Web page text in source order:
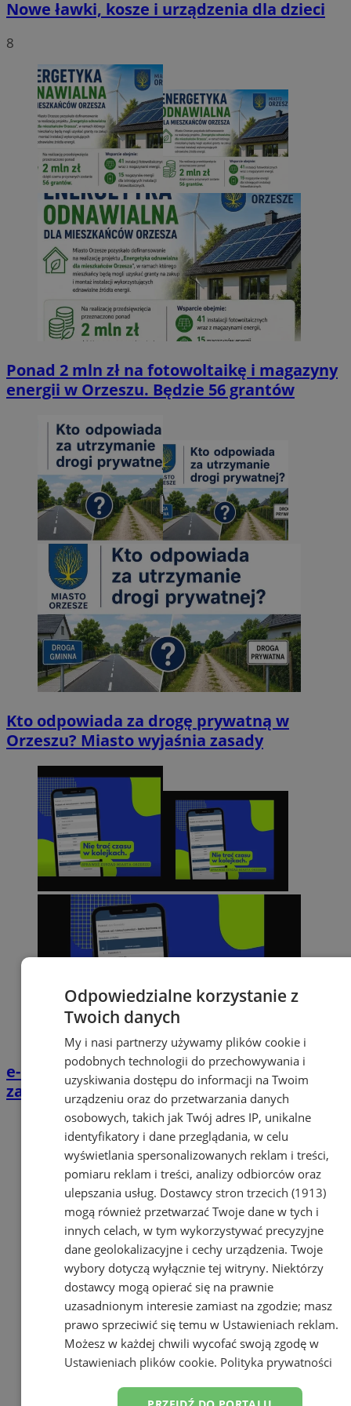
Nowe ławki, kosze i urządzenia dla dzieci
8
Ponad 2 mln zł na fotowoltaikę i magazyny
energii w Orzeszu. Będzie 56 grantów
Kto odpowiada za drogę prywatną w
Orzeszu? Miasto wyjaśnia zasady
e-Urząd Miasta Orzesze. Podatki i opłaty
załatwisz online
Odpowiedzialne korzystanie z
Twoich danych
My i nasi partnerzy używamy plików cookie i
podobnych technologii do przechowywania i
uzyskiwania dostępu do informacji na Twoim
urządzeniu oraz do przetwarzania danych
osobowych, takich jak Twój adres IP, unikalne
identyfikatory i dane przeglądania, w celu
wyświetlania spersonalizowanych reklam i treści,
pomiaru reklam i treści, analizy odbiorców oraz
ulepszania usług. Dostawcy stron trzecich (1913)
mogą również przetwarzać Twoje dane w tych i
innych celach, w tym wykorzystywać precyzyjne
dane geolokalizacyjne i cechy urządzenia. Twoje
wybory dotyczą wyłącznie tej witryny. Niektórzy
dostawcy mogą opierać się na prawnie
uzasadnionym interesie zamiast na zgodzie; masz
prawo sprzeciwić się temu w Ustawieniach reklam.
Możesz w każdej chwili wycofać swoją zgodę w
Ustawieniach plików cookie. Polityka prywatności